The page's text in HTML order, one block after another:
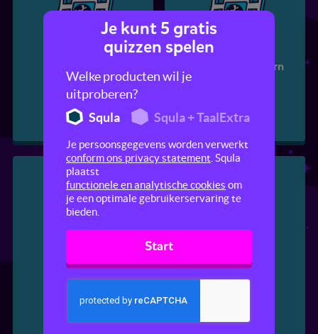
Indische neushoorn
Kameel Bruine beer
Je kunt 5 gratis
quizzen spelen
Welke producten wil je
uitproberen?
Squla
Squla + TaalExtra
Je persoonsgegevens worden verwerkt
conform ons privacy statement . Squla
plaatst
functionele en analytische cookies om
je een optimale gebruikerservaring te
bieden.
Start